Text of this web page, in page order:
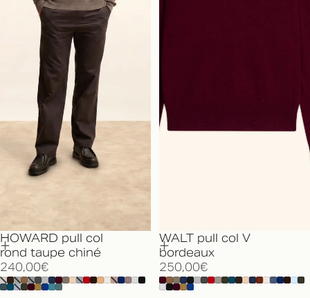
HOWARD pull col
rond taupe chiné
240,00€
WALT pull col V
bordeaux
250,00€